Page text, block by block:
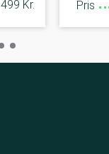
499 Kr. Pris